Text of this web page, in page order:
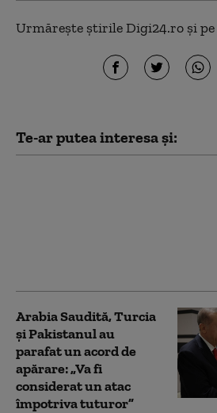
Urmărește știrile Digi24.ro și pe
Te-ar putea interesa și:
Arabia Saudită, Turcia
și Pakistanul au
parafat un acord de
apărare: „Va fi
considerat un atac
împotriva tuturor”